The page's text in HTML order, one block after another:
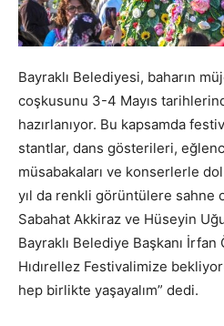
Bayraklı Belediyesi, baharın
coşkusunu 3-4 Mayıs
hazırlanıyor. Bu kapsamda
stantlar, dans gösterileri,
müsabakaları ve konserlerle
yıl da renkli görüntülere sahne
Sabahat Akkiraz ve Hüseyin
Bayraklı Belediye Başkanı
Hıdırellez Festivalimize
hep birlikte yaşayalım” dedi.